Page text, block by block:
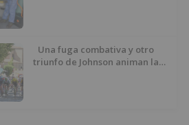
Una fuga combativa y otro
triunfo de Johnson animan la